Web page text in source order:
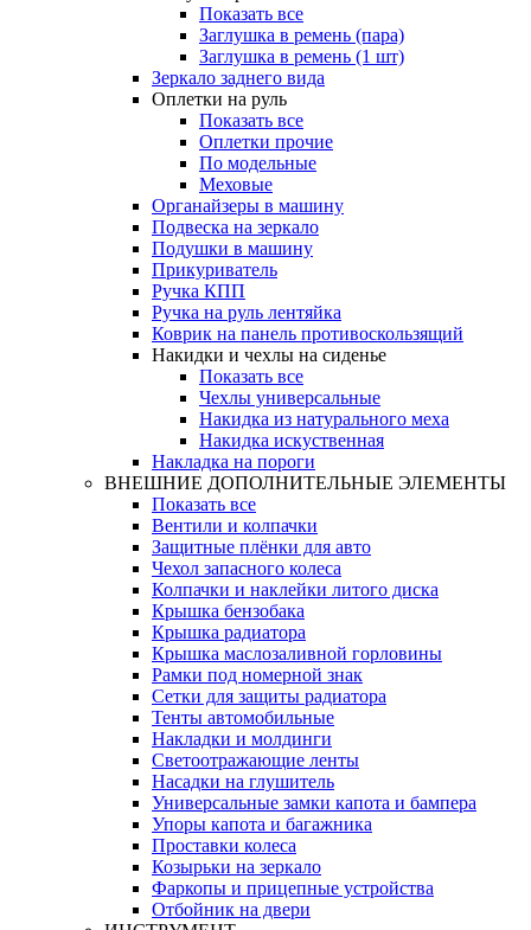
Показать все
Заглушка в ремень (пара)
Заглушка в ремень (1 шт)
Зеркало заднего вида
Оплетки на руль
Показать все
Оплетки прочиe
По модельные
Меховые
Органайзеры в машину
Подвеска на зеркало
Подушки в машину
Прикуриватель
Ручка КПП
Ручка на руль лентяйка
Коврик на панель противоскользящий
Накидки и чехлы на сиденье
Показать все
Чехлы универсальные
Накидка из натурального меха
Накидка искуственная
Накладка на пороги
ВНЕШНИЕ ДОПОЛНИТЕЛЬНЫЕ ЭЛЕМЕНТЫ
Показать все
Вентили и колпачки
Защитные плёнки для авто
Чехол запасного колеса
Колпачки и наклейки литого диска
Крышка бензобака
Крышка радиатора
Крышка маслозаливной горловины
Рамки под номерной знак
Сетки для защиты радиатора
Тенты автомобильные
Накладки и молдинги
Светоотражающие ленты
Насадки на глушитель
Универсальные замки капота и бампера
Упоры капота и багажника
Проставки колеса
Козырьки на зеркало
Фаркопы и прицепные устройства
Отбойник на двери